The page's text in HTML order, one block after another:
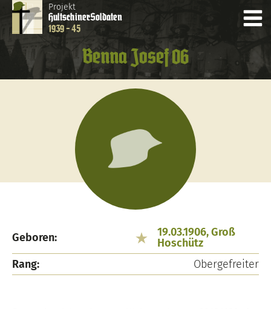
Projekt
HultschinerSoldaten
1939 - 45
Benna Josef 06
Geboren:
19.03.1906, Groß
Hoschütz
Rang:
Obergefreiter